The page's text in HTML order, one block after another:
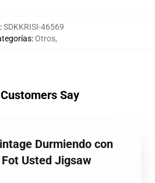
:SDKKRISI-46569
:Otros,
Say
Durmiendo con
Usted Jigsaw